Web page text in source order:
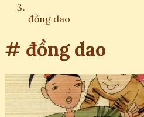
đồng dao
# đồng dao